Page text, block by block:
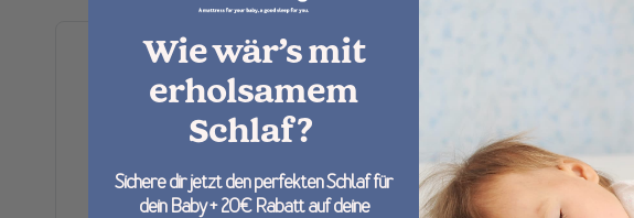
Wie wär’s mit
erholsamem
Schlaf?
Sichere dir jetzt den perfekten Schlaf für
dein Baby + 20€ Rabatt auf deine